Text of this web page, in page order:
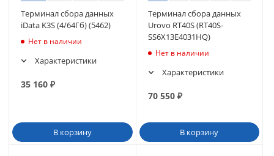
Терминал сбора данных
iData K3S (4/64Гб) (5462)
Нет в наличии
Характеристики
35 160 ₽
В корзину
Терминал сбора данных
Urovo RT40S (RT40S-
SS6X13E4031HQ)
Нет в наличии
Характеристики
70 550₽
В корзину